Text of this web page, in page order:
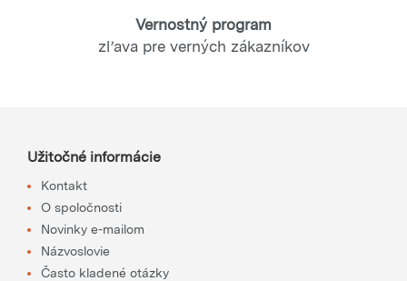
Vernostný program
zľava pre verných zákazníkov
Užitočné informácie
Kontakt
O spoločnosti
Novinky e-mailom
Názvoslovie
Často kladené otázky